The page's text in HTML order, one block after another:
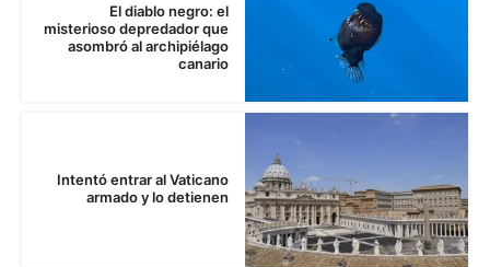
El diablo negro: el
misterioso depredador que
asombró al archipiélago
canario
Intentó entrar al Vaticano
armado y lo detienen